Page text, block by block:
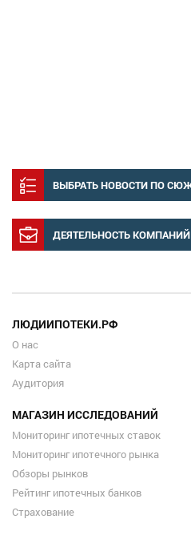
ВЫБРАТЬ НОВОСТИ ПО
ДЕЯТЕЛЬНОСТЬ КОМПАНИЙ
ЛЮДИИПОТЕКИ.РФ
О нас
Карта сайта
Аудитория
МАГАЗИН ИССЛЕДОВАНИЙ
Мониторинг ипотечных ставок
Мониторинг ипотечного рынка
Обзоры рынков
Рейтинг ипотечных банков
Страхование